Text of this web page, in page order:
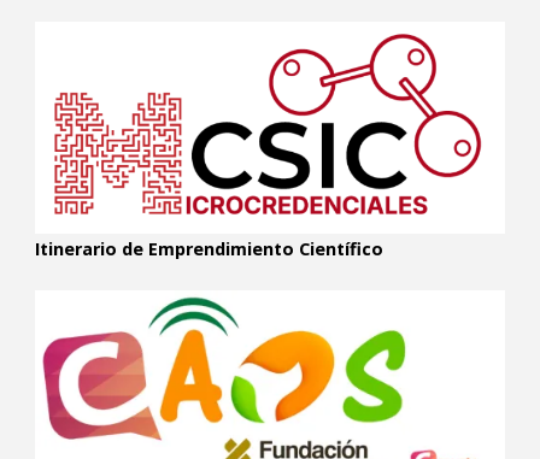
Itinerario de Emprendimiento Científico